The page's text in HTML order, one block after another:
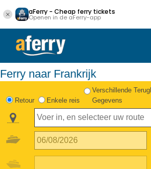
aFerry - Cheap ferry tickets
Openen in de aFerry-app
Ferry naar Frankrijk
Retour Enkele reis
Verschillende
Gegevens